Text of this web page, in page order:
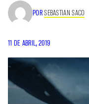
PORSEBASTIAN SACO
11 DE ABRIL, 2019